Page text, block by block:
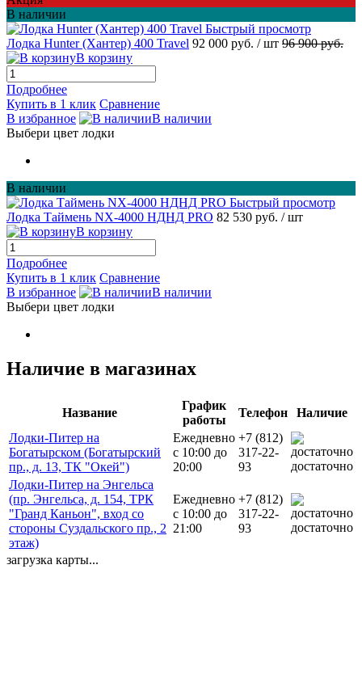
В наличии
Быстрый просмотр
Лодка Hunter (Хантер) 400 Travel 92 000 руб. / шт 96 900 руб.
В корзину
Подробнее
Купить в 1 клик Сравнение
В избранное
В наличии
Выбери цвет лодки
В наличии
Быстрый просмотр
Лодка Таймень NX-4000 НДНД PRO 82 530 руб. / шт
В корзину
Подробнее
Купить в 1 клик Сравнение
В избранное
В наличии
Выбери цвет лодки
Наличие в магазинах
Название
График
работы
Телефон
Наличие
Лодки-Питер на
Богатырском (Богатырский
пр., д. 13, ТК "Окей")
Ежедневно
с 10:00 до
20:00
+7 (812)
317-22-
93
достаточно
Лодки-Питер на Энгельса
(пр. Энгельса, д. 154, ТРК
"Гранд Каньон", вход со
стороны Суздальского пр., 2
этаж)
Ежедневно
с 10:00 до
21:00
+7 (812)
317-22-
93
достаточно
загрузка карты...